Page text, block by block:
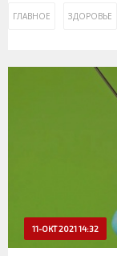
ГЛАВНОЕ ЗДОРОВЬЕ
11-ОКТ 2021 14:32